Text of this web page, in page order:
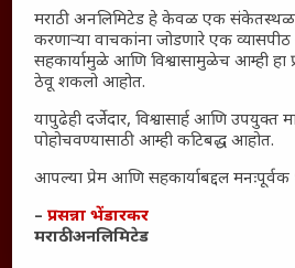
सामान्य आजारांवर गावठी उपाय –
आराम
आजच्या युगातील तरुण पिढी कुठे हरवली?
महाराष्ट्रातील किल्ल्यांचे महत्त्व :
साक्षीदार
₹370 ची बिर्याणी” आणि हरवत
तरुणांच्या मनात नेमकं काय चाललंय?
यश आणि आत्मविश्वास: स्वप्नांना
मराठी अनलिमिटेड हे केवळ एक संकेतस्थळ
करणाऱ्या वाचकांना जोडणारे एक
सहकार्यामुळे आणि विश्वासामुळेच आम्ही
ठेवू शकलो आहोत.
यापुढेही दर्जेदार, विश्वासार्ह आणि उपयुक्त
पोहोचवण्यासाठी आम्ही कटिबद्ध आहोत.
आपल्या प्रेम आणि सहकार्याबद्दल मनःपूर्वक
–प्रसन्ना भेंडारकर
मराठी अनलिमिटेड